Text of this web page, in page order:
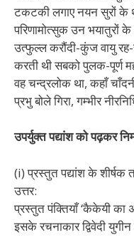
टकटकी लगाए नयन सुरों के
परिणामोत्सुक उन भयातुरों
उत्फुल्ल करौंदी-कुंज वायु
करती थी सबको पुलक-पूर्ण
वह चन्द्रलोक था, कहाँ
प्रभु बोले गिरा, गम्भीर
उपर्युक्त पद्यांश को पढ़कर
(i) प्रस्तुत पद्यांश के शीर्षक
उत्तर:
प्रस्तुत पंक्तियाँ ‘कैकेयी का
इसके रचनाकार द्विवेदी युगीन